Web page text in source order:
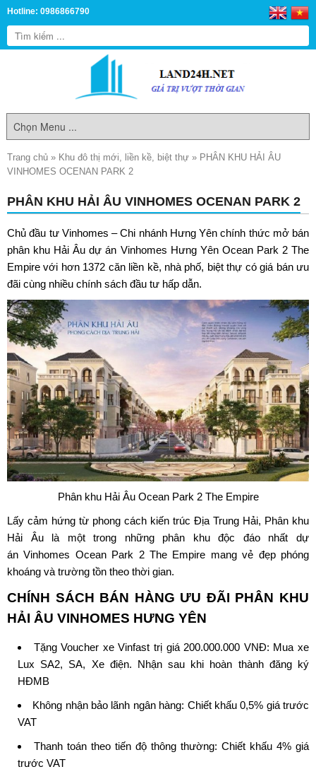
Hotline: 0986866790
Trang chủ » Khu đô thị mới, liền kề, biệt thự » PHÂN KHU HẢI ÂU
VINHOMES OCENAN PARK 2
PHÂN KHU HẢI ÂU VINHOMES OCENAN PARK 2
Chủ đầu tư Vinhomes – Chi nhánh Hưng Yên chính thức mở bán
phân khu Hải Âu dự án Vinhomes Hưng Yên Ocean Park 2 The
Empire với hơn 1372 căn liền kề, nhà phố, biệt thự có giá bán ưu
đãi cùng nhiều chính sách đầu tư hấp dẫn.
Phân khu Hải Âu Ocean Park 2 The Empire
Lấy cảm hứng từ phong cách kiến trúc Địa Trung Hải, Phân khu
Hải Âu là một trong những phân khu độc đáo nhất dự
án Vinhomes Ocean Park 2 The Empire mang vẻ đẹp phóng
khoáng và trường tồn theo thời gian.
CHÍNH SÁCH BÁN HÀNG ƯU ĐÃI PHÂN KHU
HẢI ÂU VINHOMES HƯNG YÊN
Tặng Voucher xe Vinfast trị giá 200.000.000 VNĐ: Mua xe
Lux SA2, SA, Xe điện. Nhận sau khi hoàn thành đăng ký
HĐMB
Không nhận bảo lãnh ngân hàng: Chiết khấu 0,5% giá trước
VAT
Thanh toán theo tiến độ thông thường: Chiết khấu 4% giá
trước VAT